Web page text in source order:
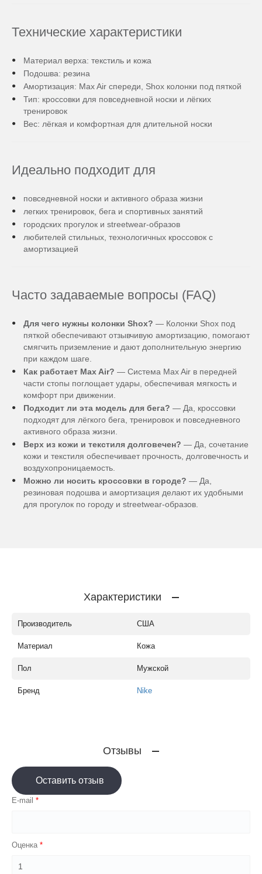
Технические характеристики
Материал верха: текстиль и кожа
Подошва: резина
Амортизация: Max Air спереди, Shox колонки под пяткой
Тип: кроссовки для повседневной носки и лёгких
тренировок
Вес: лёгкая и комфортная для длительной носки
Идеально подходит для
повседневной носки и активного образа жизни
легких тренировок, бега и спортивных занятий
городских прогулок и streetwear-образов
любителей стильных, технологичных кроссовок с
амортизацией
Часто задаваемые вопросы (FAQ)
Для чего нужны колонки Shox? — Колонки Shox под
пяткой обеспечивают отзывчивую амортизацию, помогают
смягчить приземление и дают дополнительную энергию
при каждом шаге.
Как работает Max Air? — Система Max Air в передней
части стопы поглощает удары, обеспечивая мягкость и
комфорт при движении.
Подходит ли эта модель для бега? — Да, кроссовки
подходят для лёгкого бега, тренировок и повседневного
активного образа жизни.
Верх из кожи и текстиля долговечен? — Да, сочетание
кожи и текстиля обеспечивает прочность, долговечность и
воздухопроницаемость.
Можно ли носить кроссовки в городе? — Да,
резиновая подошва и амортизация делают их удобными
для прогулок по городу и streetwear-образов.
Характеристики
Производитель США
Материал Кожа
Пол Мужской
Бренд Nike
Отзывы
Оставить отзыв
E-mail
Оценка